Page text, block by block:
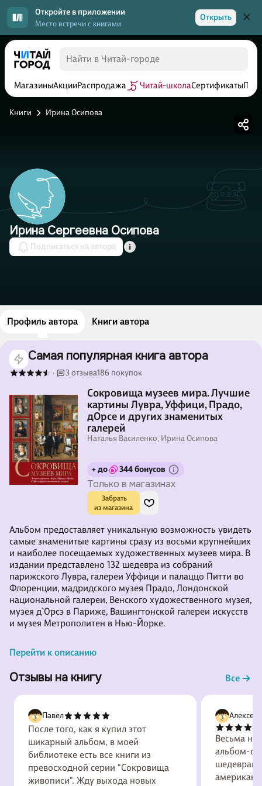
Откройте в приложении
Место встречи с книгами
Открыть
МагазиныАкцииРаспродажа Читай-школаСертификаты
Книги Ирина Осипова
Ирина Сергеевна Осипова
Подписаться на автора
Профиль автора Книги автора
Самая популярная книга автора
· 3 отзыва186 покупок
Сокровища музеев мира. Лучшие
картины Лувра, Уффици, Прадо,
дОрсе и других знаменитых
галерей
Наталья Василенко, Ирина Осипова
+ до 344 бонусов
Только в магазинах
Забрать
из магазина
Альбом предоставляет уникальную возможность увидеть
самые знаменитые картины сразу из восьми крупнейших
и наиболее посещаемых художественных музеев мира. В
издании представлено 132 шедевра из собраний
парижского Лувра, галереи Уффици и палаццо Питти во
Флоренции, мадридского музея Прадо, Лондонской
национальной галереи, Венского художественного музея,
музея д`Орсэ в Париже, Вашингтонской галереи искусств
и музея Метрополитен в Нью-Йорке.
Альбом подготовлен с большим вниманием к качеству
репродукций: картины здесь по цветопередаче «как в
музеях», много крупных фрагментов, позволяющих
оценить манеру письма художника, обратить внимание
на детали. Всё это позволит «побывать», не выходя и
Перейти к описанию
Отзывы на книгу Все
Павел
После того, как я купил этот
шикарный альбом, в моей
библиотеке есть все книги из
превосходной серии "Сокровища
живописи". Жду выхода новых
Алексей
Весьма
альбом-